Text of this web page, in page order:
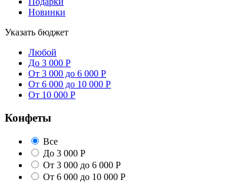
Новинки
Указать бюджет
Любой
До 3 000 Р
От 3 000 до 6 000 Р
От 6 000 до 10 000 Р
От 10 000 Р
Конфеты
Все
До 3 000 Р
От 3 000 до 6 000 Р
От 6 000 до 10 000 Р